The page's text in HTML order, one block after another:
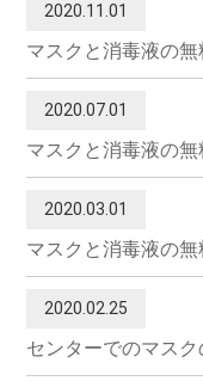
2020.11.01
マスクと消毒液の無
2020.07.01
マスクと消毒液の無
2020.03.01
マスクと消毒液の
2020.02.25
センターでのマス